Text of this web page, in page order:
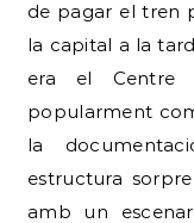
de pagar el tren
la capital a la
era el Centre
popularment
la
estructura
amb un